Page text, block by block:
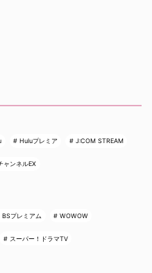
Huluプレミア J:COM STREAM
ャンネルEX
BSプレミアム WOWOW
スーパー！ドラマTV